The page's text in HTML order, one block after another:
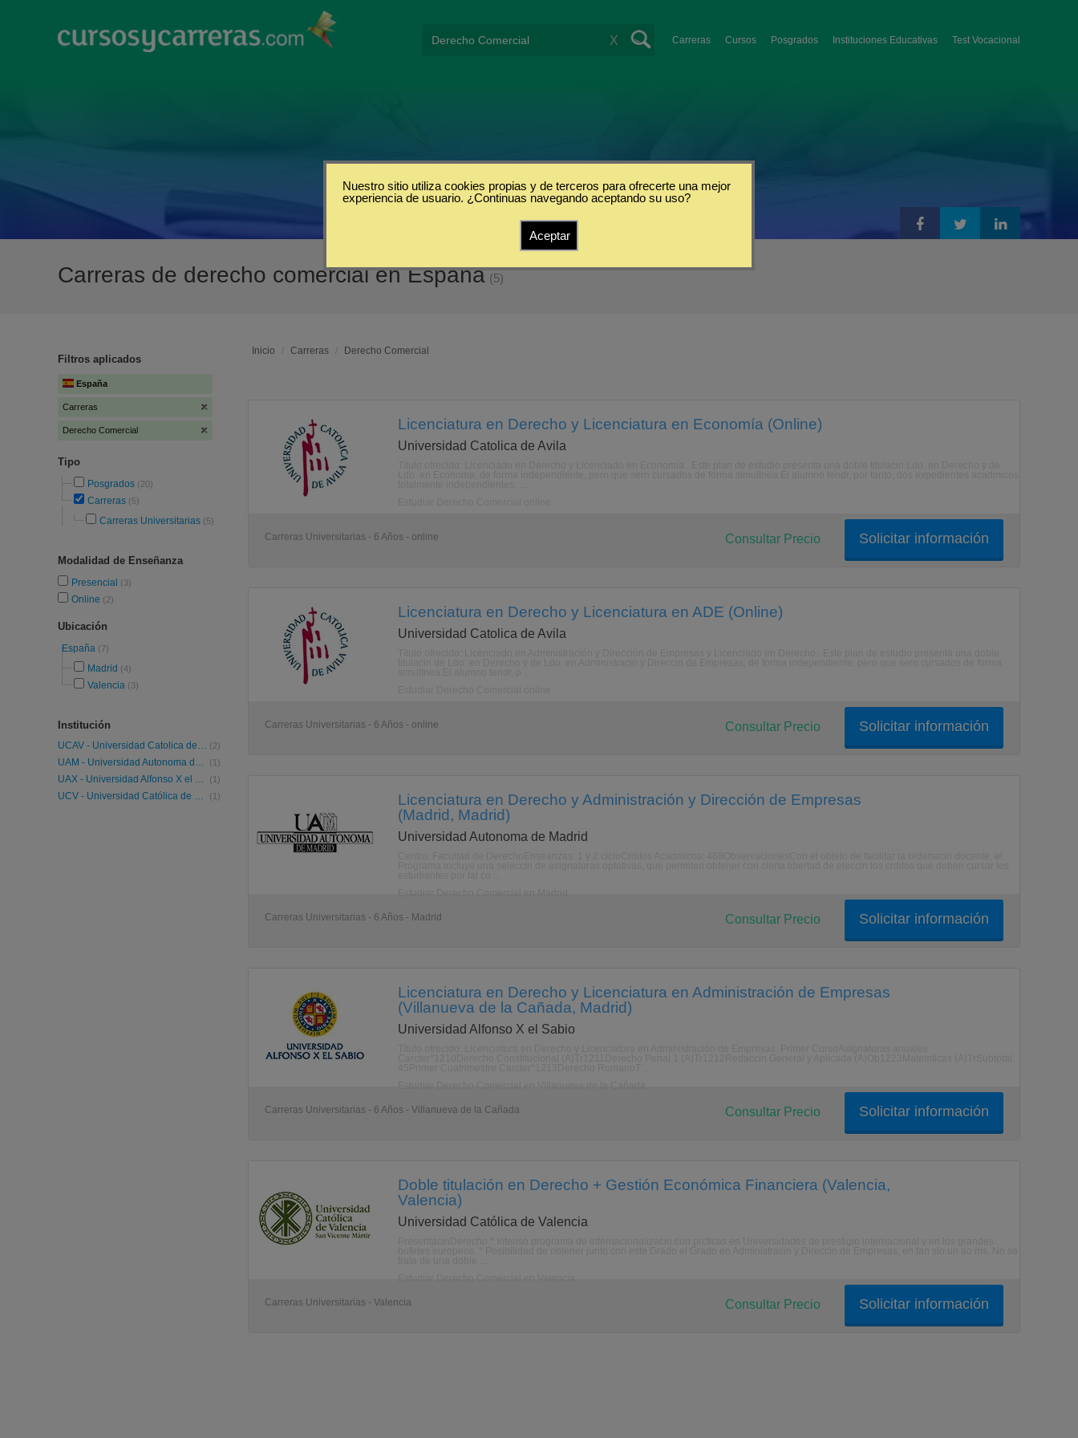
Carreras Cursos Posgrados Instituciones Educativas Test Vocacional
X
Carreras de derecho comercial en España (5)
Filtros aplicados
España
Carreras
Derecho Comercial
Tipo
Posgrados (20)
Carreras (5)
Carreras Universitarias (5)
Modalidad de Enseñanza
Presencial (3)
Online (2)
Ubicación
España (7)
Madrid (4)
Valencia (3)
Institución
UCAV - Universidad Catolica de Avila (2)
UAM - Universidad Autonoma de Madrid (1)
UAX - Universidad Alfonso X el Sabio (1)
UCV - Universidad Católica de Valencia (1)
Inicio / Carreras / Derecho Comercial
Licenciatura en Derecho y Licenciatura en Economía (Online)
Universidad Catolica de Avila
Carreras Universitarias - 6 Años - online Solicitar información
Consultar Precio
Licenciatura en Derecho y Licenciatura en ADE (Online)
Universidad Catolica de Avila
Carreras Universitarias - 6 Años - online Solicitar información
Consultar Precio
Licenciatura en Derecho y Administración y Dirección de Empresas
(Madrid, Madrid)
Universidad Autonoma de Madrid
Carreras Universitarias - 6 Años - Madrid Solicitar información
Consultar Precio
Licenciatura en Derecho y Licenciatura en Administración de Empresas
(Villanueva de la Cañada, Madrid)
Universidad Alfonso X el Sabio
Carreras Universitarias - 6 Años - Villanueva de la Cañada Solicitar información
Consultar Precio
Doble titulación en Derecho + Gestión Económica Financiera (Valencia,
Valencia)
Universidad Católica de Valencia
Carreras Universitarias - Valencia Solicitar información
Consultar Precio
Nuestro sitio utiliza cookies propias y de terceros para ofrecerte una mejor
experiencia de usuario. ¿Continuas navegando aceptando su uso?
Aceptar